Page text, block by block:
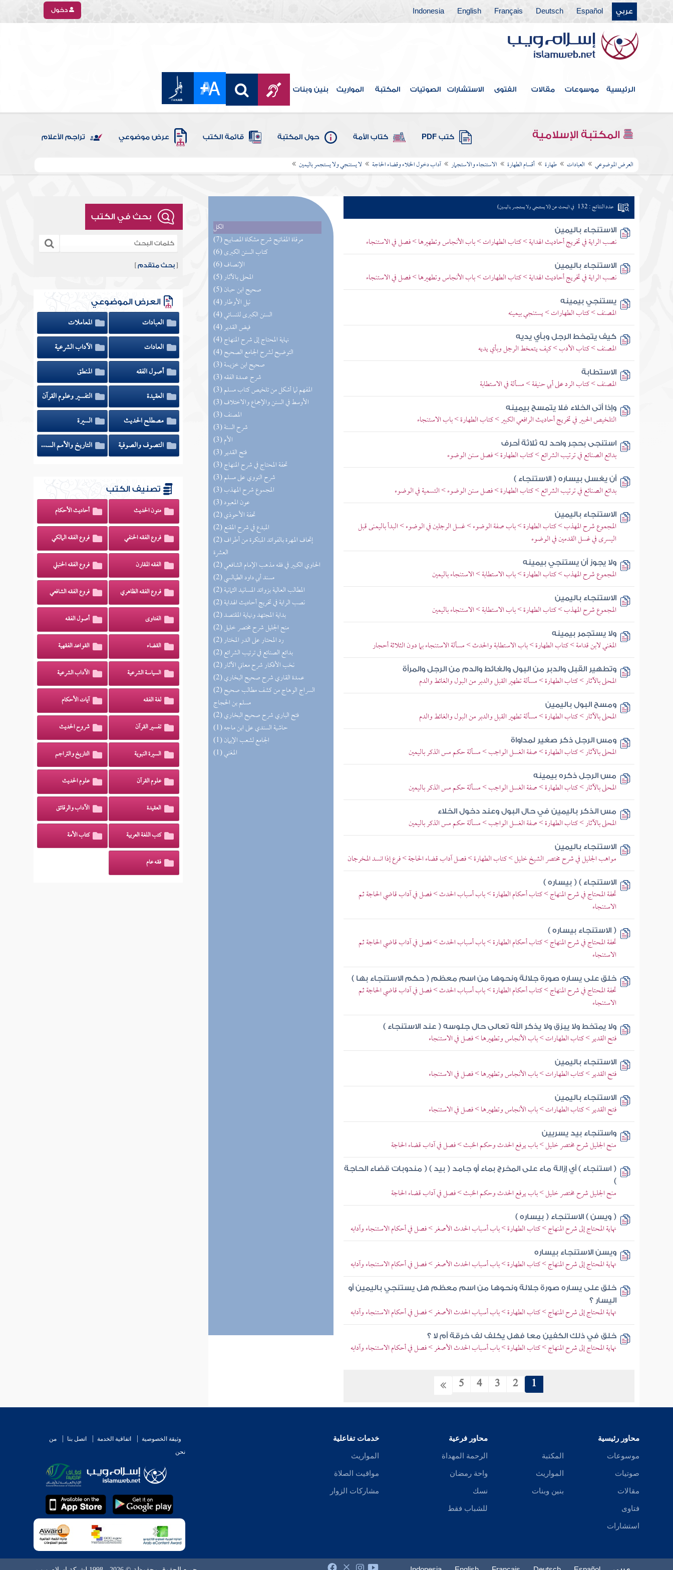
عربي Español
Deutsch
Français
English
Indonesia دخول
الرئيسية موسوعات مقالات الفتوى الاستشارات الصوتيات المكتبة المواريث بنين وبنات
المكتبة الإسلامية كتب PDF كتاب الأمة حول المكتبة قائمة الكتب عرض موضوعي تراجم الأعلام
العرض الموضوعي العبادات طهارة أقسام الطهارة الاستنجاء والاستجمار آداب دخول الخلاء وقضاء الحاجة لا يستنجي ولا يستجمر باليمين
الكل
(7) مرقاة المفاتيح شرح مشكاة المصابيح
(6) كتاب السنن الكبرى
(6) الإنصاف
(5) المحلى بالآثار
(5) صحيح ابن حبان
(4) نيل الأوطار
(4) السنن الكبرى للنسائي
(4) فيض القدير
(4) نهاية المحتاج إلى شرح المنهاج
(4) التوضيح لشرح الجامع الصحيح
(3) صحيح ابن خزيمة
(3) شرح عمدة الفقه
(3) المفهم لما أشكل من تلخيص كتاب مسلم
(3) الأوسط في السنن والإجماع والاختلاف
(3) المصنف
(3) شرح السنة
(3) الأم
(3) فتح القدير
(3) تحفة المحتاج في شرح المنهاج
(3) شرح النووي على مسلم
(3) المجموع شرح المهذب
(3) عون المعبود
(2) تحفة الأحوذي
(2) المبدع في شرح المقنع
(2) إتحاف المهرة بالفوائد المبتكرة من أطراف
العشرة
(2) الحاوي الكبير في فقه مذهب الإمام الشافعي
(2) مسند أبي داود الطيالسي
(2) المطالب العالية بزوائد المسانيد الثمانية
(2) نصب الراية في تخريج أحاديث الهداية
(2) بداية المجتهد ونهاية المقتصد
(2) منح الجليل شرح مختصر خليل
(2) رد المحتار على الدر المختار
(2) بدائع الصنائع في ترتيب الشرائع
(2) نخب الأفكار شرح معاني الآثار
(2) عمدة القاري شرح صحيح البخاري
(2) السراج الوهاج من كشف مطالب صحيح
مسلم بن الحجاج
(2) فتح الباري شرح صحيح البخاري
(1) حاشية السندي على ابن ماجه
(1) الجامع لشعب الإيمان
(1) المغني
عدد النتائج : 132 في البحث عن (لا يستنجي ولا يستجمر باليمين)
الاستنجاء باليمين
نصب الراية في تخريج أحاديث الهداية > كتاب الطهارات > باب الأنجاس وتطهيرها > فصل في الاستنجاء
الاستنجاء باليمين
نصب الراية في تخريج أحاديث الهداية > كتاب الطهارات > باب الأنجاس وتطهيرها > فصل في الاستنجاء
يستنجي بيمينه
المصنف > كتاب الطهارات > يستنجي بيمينه
كيف يتمخط الرجل وبأي يديه
المصنف > كتاب الأدب > كيف يتمخط الرجل وبأي يديه
الاستطابة
المصنف > كتاب الرد على أبي حنيفة > مسألة في الاستطابة
وإذا أتى الخلاء فلا يتمسح بيمينه
التلخيص الحبير في تخريج أحاديث الرافعي الكبير > كتاب الطهارة > باب الاستنجاء
استنجى بحجر واحد له ثلاثة أحرف
بدائع الصنائع في ترتيب الشرائع > كتاب الطهارة > فصل سنن الوضوء
أن يغسل بيساره ( الاستنجاء )
بدائع الصنائع في ترتيب الشرائع > كتاب الطهارة > فصل سنن الوضوء > التسمية في الوضوء
الاستنجاء باليمين
المجموع شرح المهذب > كتاب الطهارة > باب صفة الوضوء > غسل الرجلين في الوضوء > البدأ باليمنى قبل
اليسرى في غسل القدمين في الوضوء
ولا يجوز أن يستنجي بيمينه
المجموع شرح المهذب > كتاب الطهارة > باب الاستطابة > الاستنجاء باليمين
الاستنجاء باليمين
المجموع شرح المهذب > كتاب الطهارة > باب الاستطابة > الاستنجاء باليمين
ولا يستجمر بيمينه
المغني لابن قدامة > كتاب الطهارة > باب الاستطابة والحدث > مسألة الاستنجاء بما دون الثلاثة أحجار
وتطهير القبل والدبر من البول والغائط والدم من الرجل والمرأة
المحلى بالآثار > كتاب الطهارة > مسألة تطهير القبل والدبر من البول والغائط والدم
ومسح البول باليمين
المحلى بالآثار > كتاب الطهارة > مسألة تطهير القبل والدبر من البول والغائط والدم
ومس الرجل ذكر صغير لمداواة
المحلى بالآثار > كتاب الطهارة > صفة الغسل الواجب > مسألة حكم مس الذكر باليمين
مس الرجل ذكره بيمينه
المحلى بالآثار > كتاب الطهارة > صفة الغسل الواجب > مسألة حكم مس الذكر باليمين
مس الذكر باليمين في حال البول وعند دخول الخلاء
المحلى بالآثار > كتاب الطهارة > صفة الغسل الواجب > مسألة حكم مس الذكر باليمين
الاستنجاء باليمين
مواهب الجليل في شرح مختصر الشيخ خليل > كتاب الطهارة > فصل آداب قضاء الحاجة > فرع إذا انسد المخرجان
الاستنجاء ) ( بيساره )
تحفة المحتاج في شرح المنهاج > كتاب أحكام الطهارة > باب أسباب الحدث > فصل في آداب قاضي الحاجة ثم
الاستنجاء
( الاستنجاء بيساره )
تحفة المحتاج في شرح المنهاج > كتاب أحكام الطهارة > باب أسباب الحدث > فصل في آداب قاضي الحاجة ثم
الاستنجاء
خلق على يساره صورة جلالة ونحوها من اسم معظم ( حكم الاستنجاء بها )
تحفة المحتاج في شرح المنهاج > كتاب أحكام الطهارة > باب أسباب الحدث > فصل في آداب قاضي الحاجة ثم
الاستنجاء
ولا يمتخط ولا يبزق ولا يذكر الله تعالى حال جلوسه ( عند الاستنجاء )
فتح القدير > كتاب الطهارات > باب الأنجاس وتطهيرها > فصل في الاستنجاء
الاستنجاء باليمين
فتح القدير > كتاب الطهارات > باب الأنجاس وتطهيرها > فصل في الاستنجاء
الاستنجاء باليمين
فتح القدير > كتاب الطهارات > باب الأنجاس وتطهيرها > فصل في الاستنجاء
واستنجاء بيد يسريين
منح الجليل شرح مختصر خليل > باب يرفع الحدث وحكم الخبث > فصل في آداب قضاء الحاجة
( استنجاء ) أي إزالة ماء على المخرج بماء أو جامد ( بيد ) ( مندوبات قضاء الحاجة
)
منح الجليل شرح مختصر خليل > باب يرفع الحدث وحكم الخبث > فصل في آداب قضاء الحاجة
( ويسن ) الاستنجاء ( بيساره )
نهاية المحتاج إلى شرح المنهاج > كتاب الطهارة > باب أسباب الحدث الأصغر > فصل في أحكام الاستنجاء وآدابه
ويسن الاستنجاء بيساره
نهاية المحتاج إلى شرح المنهاج > كتاب الطهارة > باب أسباب الحدث الأصغر > فصل في أحكام الاستنجاء وآدابه
خلق على يساره صورة جلالة ونحوها من اسم معظم هل يستنجي باليمين أو
اليسار ؟
نهاية المحتاج إلى شرح المنهاج > كتاب الطهارة > باب أسباب الحدث الأصغر > فصل في أحكام الاستنجاء وآدابه
خلق في ذلك الكفين معا فهل يكلف لف خرقة أم لا ؟
نهاية المحتاج إلى شرح المنهاج > كتاب الطهارة > باب أسباب الحدث الأصغر > فصل في أحكام الاستنجاء وآدابه
1
2
3
4
5
بحث في الكتب
[بحث متقدم ]
العرض الموضوعي
العبادات
المعاملات
العادات
الآداب الشرعية
أصول الفقه
المنطق
العقيدة
التفسير وعلوم القرآن
مصطلح الحديث
السيرة
التصوف والصوفية
التاريخ والأمم السابقة
تصنيف الكتب
متون الحديث أحاديث الأحكام
فروع الفقه الحنفي فروع الفقه المالكي
الفقه المقارن فروع الفقه الحنبلي
فروع الفقه الظاهري فروع الفقه الشافعي
الفتاوى أصول الفقه
القضاء القواعد الفقهية
السياسة الشرعية الآداب الشرعية
لغة الفقه آيات الأحكام
تفسير القرآن شروح الحديث
السيرة النبوية التاريخ والتراجم
علوم القرآن علوم الحديث
العقيدة الآداب والرقائق
كتب اللغة العربية كتاب الأمة
فقه عام
محاور رئيسية
موسوعات
صوتيات
مقالات
فتاوى
استشارات
المكتبة
المواريث
بنين وبنات
محاور فرعية
الرحمة المهداة
واحة رمضان
نسك
للشباب فقط
خدمات تفاعلية
المواريث
مواقيت الصلاة
مشاركات الزوار
وثيقة الخصوصية اتفاقية الخدمة اتصل بنا
من
نحن